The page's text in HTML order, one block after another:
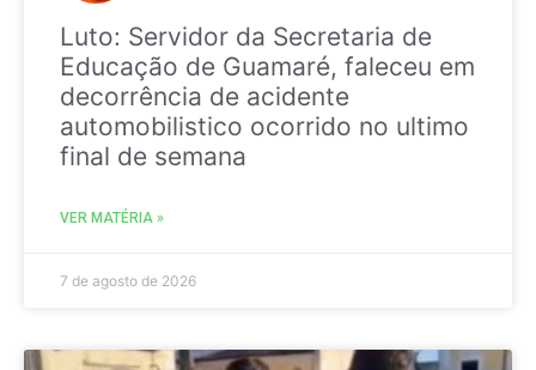
Luto: Servidor da Secretaria de
Educação de Guamaré, faleceu em
decorrência de acidente
automobilistico ocorrido no ultimo
final de semana
VER MATÉRIA »
7 de agosto de 2026